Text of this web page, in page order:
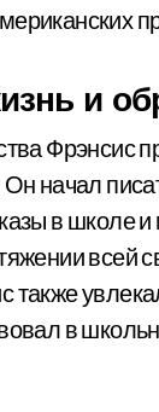
и
Фрэнсис
начал
в школе
всей
также
в